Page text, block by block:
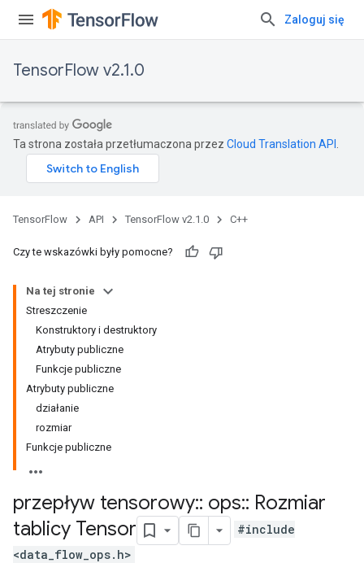
Zaloguj się
TensorFlow v2.1.0
Ta strona została przetłumaczona przez Cloud Translation API
TensorFlow API TensorFlow v2.1.0 C++
Czy te wskazówki były pomocne?
Na tej stronie
Streszczenie
Konstruktory i destruktory
Atrybuty publiczne
Funkcje publiczne
Atrybuty publiczne
działanie
rozmiar
Funkcje publiczne
przepływ tensorowy:: ops:: Rozmiar
tablicy Tensor
#include
<data_flow_ops.h>